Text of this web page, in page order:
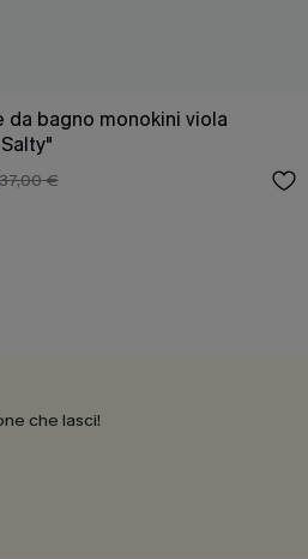
da bagno monokini viola
37,00 €
che lasci!